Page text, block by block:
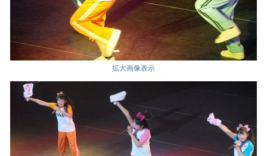
拡大画像表示